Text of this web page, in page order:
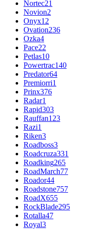
Nortec21
Novion2
Onyx12
Ovation236
Ozka4
Pace22
Petlas10
Powertrac140
Predator64
Premiorri1
Prinx376
Radar1
Rapid303
Rauffan123
Razi1
Riken3
Roadboss3
Roadcruza331
Roadking265
RoadMarch77
Roador44
Roadstone757
RoadX655
RockBlade295
Rotalla47
Royal3